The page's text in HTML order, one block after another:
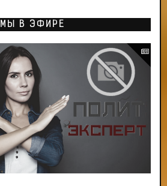
МЫ В ЭФИРЕ